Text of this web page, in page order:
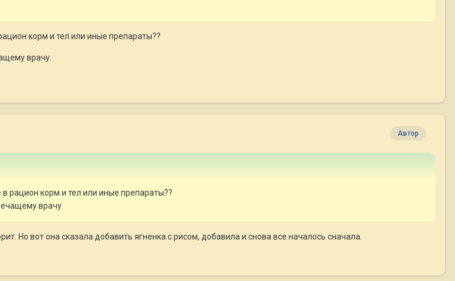
корм и тел или иные препараты??
врачу.
Автор
рацион корм и тел или иные препараты??
врачу.
Но вот она сказала добавить ягненка с рисом, добавила и снова все началось сначала.